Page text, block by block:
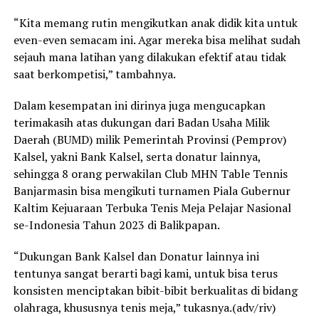
“Kita memang rutin mengikutkan anak didik kita untuk
even-even semacam ini. Agar mereka bisa melihat sudah
sejauh mana latihan yang dilakukan efektif atau tidak
saat berkompetisi,” tambahnya.
Dalam kesempatan ini dirinya juga mengucapkan
terimakasih atas dukungan dari Badan Usaha Milik
Daerah (BUMD) milik Pemerintah Provinsi (Pemprov)
Kalsel, yakni Bank Kalsel, serta donatur lainnya,
sehingga 8 orang perwakilan Club MHN Table Tennis
Banjarmasin bisa mengikuti turnamen Piala Gubernur
Kaltim Kejuaraan Terbuka Tenis Meja Pelajar Nasional
se-Indonesia Tahun 2023 di Balikpapan.
“Dukungan Bank Kalsel dan Donatur lainnya ini
tentunya sangat berarti bagi kami, untuk bisa terus
konsisten menciptakan bibit-bibit berkualitas di bidang
olahraga, khususnya tenis meja,” tukasnya.(adv/riv)